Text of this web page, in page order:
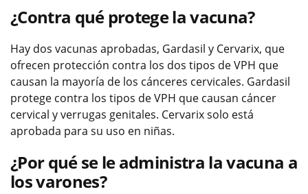
¿Contra qué protege la vacuna?
Hay dos vacunas aprobadas, Gardasil y Cervarix, que
ofrecen protección contra los dos tipos de VPH que
causan la mayoría de los cánceres cervicales. Gardasil
protege contra los tipos de VPH que causan cáncer
cervical y verrugas genitales. Cervarix solo está
aprobada para su uso en niñas.
¿Por qué se le administra la vacuna a
los varones?